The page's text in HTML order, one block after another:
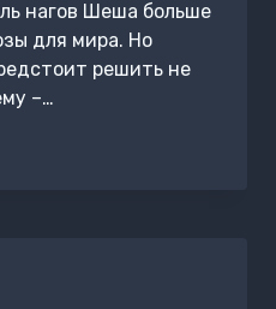
нагов Шеша больше
для мира. Но
решить не
–…